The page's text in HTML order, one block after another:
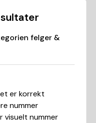
felger &
er korrekt
nummer
visuelt nummer